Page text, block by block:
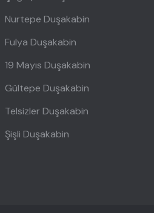
Nurtepe Duşakabin
Fulya Duşakabin
19 Mayıs Duşakabin
Gültepe Duşakabin
Telsizler Duşakabin
Şişli Duşakabin